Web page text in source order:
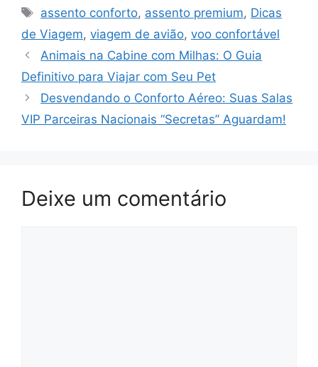
Tags
assento conforto, assento premium, Dicas
de Viagem, viagem de avião, voo confortável
Animais na Cabine com Milhas: O Guia
Definitivo para Viajar com Seu Pet
Desvendando o Conforto Aéreo: Suas Salas
VIP Parceiras Nacionais “Secretas” Aguardam!
Deixe um comentário